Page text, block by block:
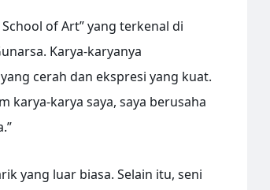
of Art” yang terkenal di
Karya-karyanya
cerah dan ekspresi yang kuat.
karya-karya saya, saya berusaha
yang luar biasa. Selain itu, seni